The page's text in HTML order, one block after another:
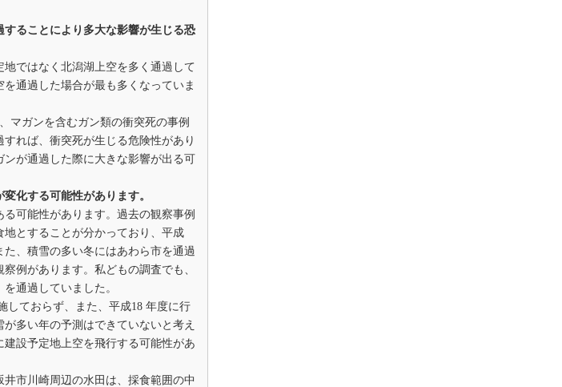
ることにより多大な影響が生じる恐
ではなく北潟湖上空を多く通過して
通過した場合が最も多くなっていま
マガンを含むガン類の衝突死の事例
れば、衝突死が生じる危険性があり
が通過した際に大きな影響が出る可
化する可能性があります。
可能性があります。過去の観察事例
とすることが分かっており、平成
、積雪の多い冬にはあわら市を通過
例があります。私どもの調査でも、
通過していました。
しておらず、また、平成18 年度に行
多い年の予測はできていないと考え
設予定地上空を飛行する可能性があ
市川崎周辺の水田は、採食範囲の中